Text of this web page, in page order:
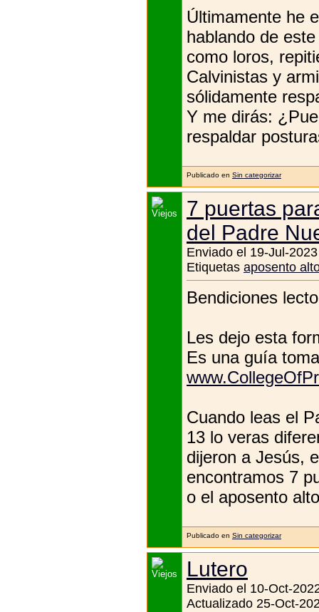
Últimamente he
hablando de
como loros,
Calvinistas y
sólidamente
Y me dirás:
respaldar
Publicado en Sin categorizar
7 puertas
del Padre
Enviado el 19-Jul-
Etiquetas aposento
Bendiciones
Les dejo esta
Es una guía
Cuando leas el
13 lo veras
dijeron a Jesús,
encontramos 7
o el aposento
Publicado en Sin categorizar
Lutero
Enviado el 10-Oct-
Actualizado 25-Oct-